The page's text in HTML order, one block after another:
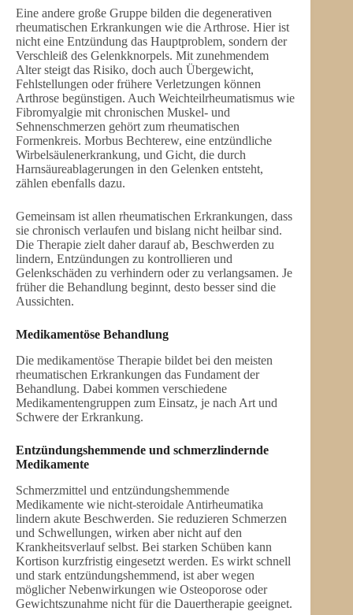
Eine andere große Gruppe bilden die degenerativen
rheumatischen Erkrankungen wie die Arthrose. Hier ist
nicht eine Entzündung das Hauptproblem, sondern der
Verschleiß des Gelenkknorpels. Mit zunehmendem
Alter steigt das Risiko, doch auch Übergewicht,
Fehlstellungen oder frühere Verletzungen können
Arthrose begünstigen. Auch Weichteilrheumatismus wie
Fibromyalgie mit chronischen Muskel- und
Sehnenschmerzen gehört zum rheumatischen
Formenkreis. Morbus Bechterew, eine entzündliche
Wirbelsäulenerkrankung, und Gicht, die durch
Harnsäureablagerungen in den Gelenken entsteht,
zählen ebenfalls dazu.
Gemeinsam ist allen rheumatischen Erkrankungen, dass
sie chronisch verlaufen und bislang nicht heilbar sind.
Die Therapie zielt daher darauf ab, Beschwerden zu
lindern, Entzündungen zu kontrollieren und
Gelenkschäden zu verhindern oder zu verlangsamen. Je
früher die Behandlung beginnt, desto besser sind die
Aussichten.
Medikamentöse Behandlung
Die medikamentöse Therapie bildet bei den meisten
rheumatischen Erkrankungen das Fundament der
Behandlung. Dabei kommen verschiedene
Medikamentengruppen zum Einsatz, je nach Art und
Schwere der Erkrankung.
Entzündungshemmende und schmerzlindernde
Medikamente
Schmerzmittel und entzündungshemmende
Medikamente wie nicht-steroidale Antirheumatika
lindern akute Beschwerden. Sie reduzieren Schmerzen
und Schwellungen, wirken aber nicht auf den
Krankheitsverlauf selbst. Bei starken Schüben kann
Kortison kurzfristig eingesetzt werden. Es wirkt schnell
und stark entzündungshemmend, ist aber wegen
möglicher Nebenwirkungen wie Osteoporose oder
Gewichtszunahme nicht für die Dauertherapie geeignet.